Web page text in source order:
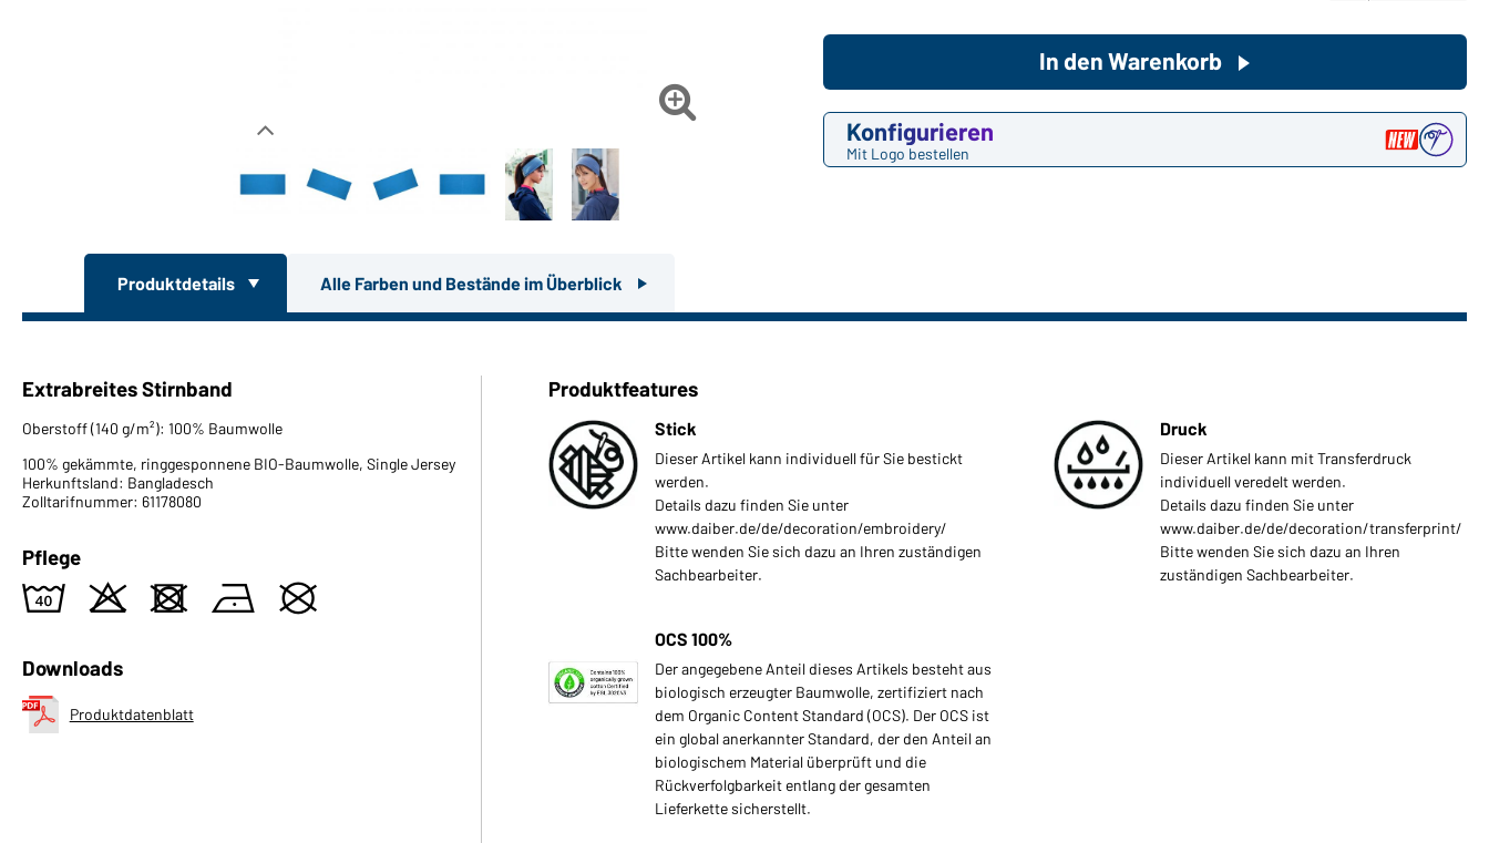
Sie möchten gerne für Ihren
Hier geht's zu unserem

Konfigurieren
Mit Logo bestellen
In den Warenkorb
Produktdetails Alle Farben und Bestände im Überblick
Extrabreites Stirnband
Oberstoff (140 g/m²): 100% Baumwolle
100% gekämmte, ringgesponnene BIO-Baumwolle, Single Jersey
Herkunftsland: Bangladesch
Zolltarifnummer: 61178080
Pflege
8 o d n U
Downloads
Produktdatenblatt
Produktfeatures
Stick
Dieser Artikel kann individuell für Sie bestickt
werden.
Details dazu finden Sie unter
www.daiber.de/de/decoration/embroidery/
Bitte wenden Sie sich dazu an Ihren zuständigen
Sachbearbeiter.
Druck
Dieser Artikel kann mit Transferdruck
individuell veredelt werden.
Details dazu finden Sie unter
www.daiber.de/de/decoration/transferprint/
Bitte wenden Sie sich dazu an Ihren
zuständigen Sachbearbeiter.
OCS 100%
Der angegebene Anteil dieses Artikels besteht aus
biologisch erzeugter Baumwolle, zertifiziert nach
dem Organic Content Standard (OCS). Der OCS ist
ein global anerkannter Standard, der den Anteil an
biologischem Material überprüft und die
Rückverfolgbarkeit entlang der gesamten
Lieferkette sicherstellt.